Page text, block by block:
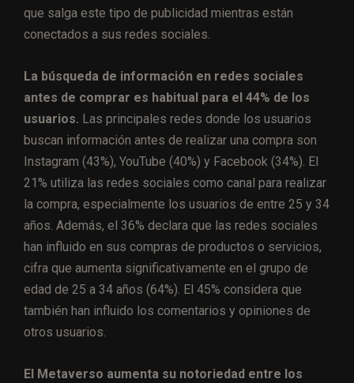
que salga este tipo de publicidad mientras están
conectados a sus redes sociales.
La búsqueda de información en redes sociales
antes de comprar es habitual para el 44% de los
usuarios. Las principales redes donde los usuarios
buscan información antes de realizar una compra son
Instagram (43%), YouTube (40%) y Facebook (34%). El
21% utiliza las redes sociales como canal para realizar
la compra, especialmente los usuarios de entre 25 y 34
años. Además, el 36% declara que las redes sociales
han influido en sus compras de productos o servicios,
cifra que aumenta significativamente en el grupo de
edad de 25 a 34 años (64%). El 45% considera que
también han influido los comentarios y opiniones de
otros usuarios.
El Metaverso aumenta su notoriedad entre los